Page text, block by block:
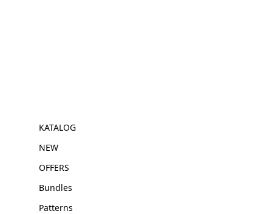
KATALOG
NEW
OFFERS
Bundles
Patterns